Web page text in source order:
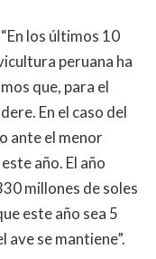
los últimos 10
peruana ha
que, para el
En el caso del
ante el menor
año. El año
millones de soles
este año sea 5
ave se mantiene”.